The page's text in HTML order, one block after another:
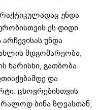
უნდა
ეს დიდი
უნდა
მდგომარეობა,
ხარისხი, გათბობა
და
ცხოვრებისთვის
ბინა ზღვასთან,